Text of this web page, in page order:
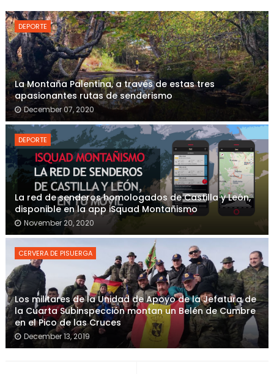
DEPORTE
La Montaña Palentina, a través de estas tres
apasionantes rutas de senderismo
December 07, 2020
DEPORTE
La red de senderos homologados de Castilla y León,
disponible en la app iSquad Montañismo
November 20, 2020
CERVERA DE PISUERGA
Los militares de la Unidad de Apoyo de la Jefatura de
la Cuarta Subinspección montan un Belén de Cumbre
en el Pico de las Cruces
December 13, 2019